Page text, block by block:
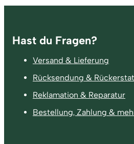
Fußzeile
Hast du Fragen?
Versand & Lieferung
Rücksendung &
Reklamation & Reparatur
Bestellung, Zahlung &